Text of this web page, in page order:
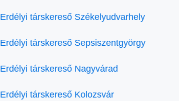
Erdélyi társkereső Székelyudvarhely
Erdélyi társkereső Sepsiszentgyörgy
Erdélyi társkereső Nagyvárad
Erdélyi társkereső Kolozsvár